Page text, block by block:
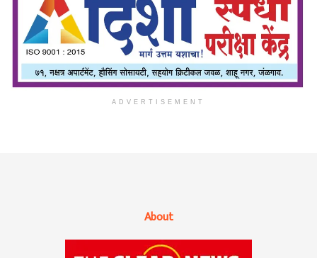
ADVERTISEMENT
About